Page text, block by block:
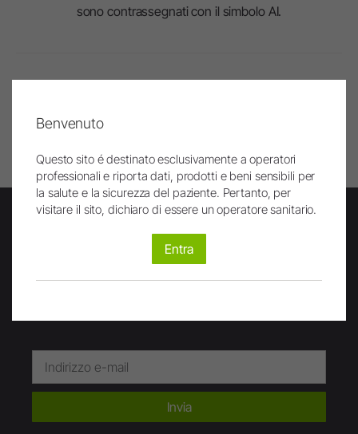
sono contrassegnati con il simbolo AI.
Newsletter
Invia
Benvenuto
Questo sito é destinato esclusivamente a operatori
professionali e riporta dati, prodotti e beni sensibili per
la salute e la sicurezza del paziente. Pertanto, per
visitare il sito, dichiaro di essere un operatore sanitario.
Entra